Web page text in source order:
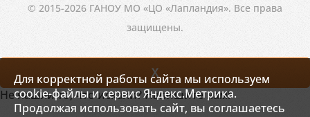
© 2015-2026 ГАНОУ МО «ЦО «Лапландия». Все права
защищены.
Для корректной работы сайта мы используем
cookie-файлы и сервис Яндекс.Метрика.
Продолжая использовать сайт, вы соглашаетесь
X
Не нашли то, что искали? Напишите нам!